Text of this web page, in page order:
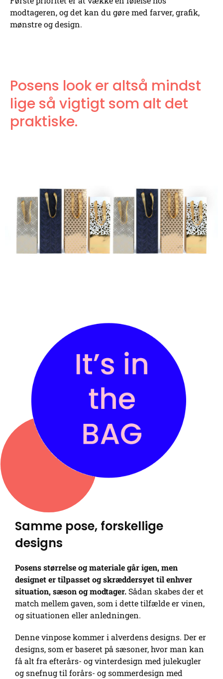
modtageren, og det kan du gøre med farver, grafik,
mønstre og design.
Posens look er altså mindst
lige så vigtigt som alt det
praktiske.
Samme pose, forskellige
designs
Posens størrelse og materiale går igen, men
designet er tilpasset og skræddersyet til enhver
situation, sæson og modtager. Sådan skabes der et
match mellem gaven, som i dette tilfælde er vinen,
og situationen eller anledningen.
Denne vinpose kommer i alverdens designs. Der er
designs, som er baseret på sæsoner, hvor man kan
få alt fra efterårs- og vinterdesign med julekugler
og snefnug til forårs- og sommerdesign med